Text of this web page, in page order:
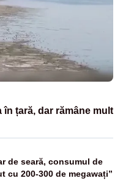
în țară, dar rămâne mult
de seară, consumul de
cu 200-300 de megawați”